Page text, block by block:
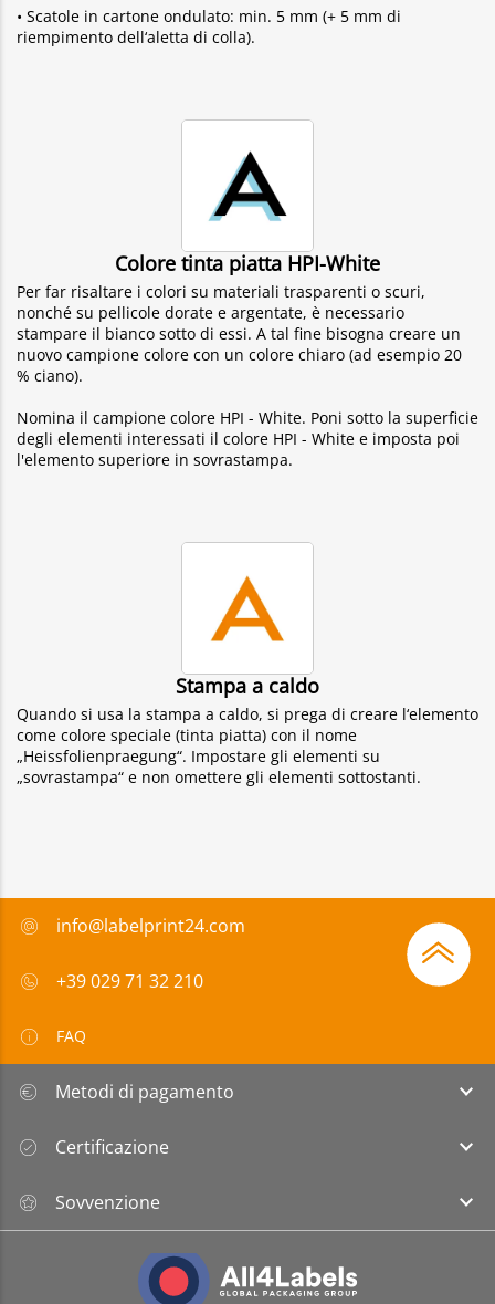
• Scatole in cartone ondulato: min. 5 mm (+ 5 mm di
riempimento dell‘aletta di colla).
Colore tinta piatta HPI-White
Per far risaltare i colori su materiali trasparenti o scuri,
nonché su pellicole dorate e argentate, è necessario
stampare il bianco sotto di essi. A tal fine bisogna creare un
nuovo campione colore con un colore chiaro (ad esempio 20
% ciano).
Nomina il campione colore HPI - White. Poni sotto la superficie
degli elementi interessati il colore HPI - White e imposta poi
l'elemento superiore in sovrastampa.
Stampa a caldo
Quando si usa la stampa a caldo, si prega di creare l‘elemento
come colore speciale (tinta piatta) con il nome
„Heissfolienpraegung“. Impostare gli elementi su
„sovrastampa“ e non omettere gli elementi sottostanti.
info@labelprint24.com
+39 029 71 32 210
FAQ
Metodi di pagamento
Certificazione
Sovvenzione